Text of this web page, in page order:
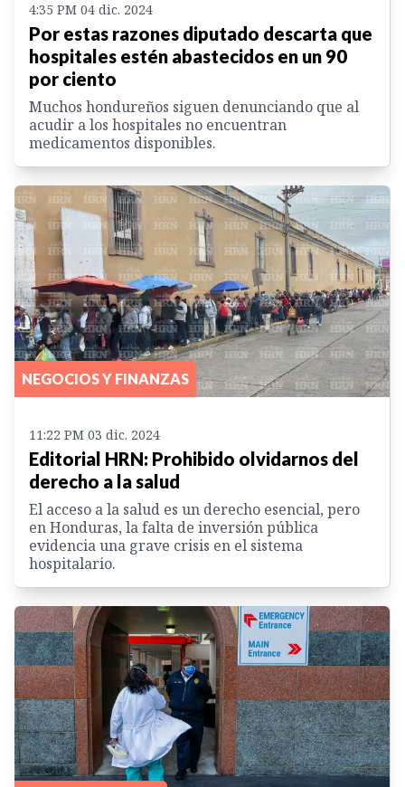
4:35 PM 04 dic. 2024
Por estas razones diputado descarta que
hospitales estén abastecidos en un 90
por ciento
Muchos hondureños siguen denunciando que al
acudir a los hospitales no encuentran
medicamentos disponibles.
NEGOCIOS Y FINANZAS
11:22 PM 03 dic. 2024
Editorial HRN: Prohibido olvidarnos del
derecho a la salud
El acceso a la salud es un derecho esencial, pero
en Honduras, la falta de inversión pública
evidencia una grave crisis en el sistema
hospitalario.